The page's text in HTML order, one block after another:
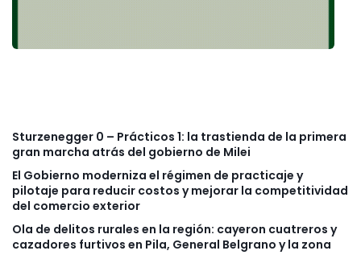
Sturzenegger 0 – Prácticos 1: la trastienda de la primera
gran marcha atrás del gobierno de Milei
El Gobierno moderniza el régimen de practicaje y
pilotaje para reducir costos y mejorar la competitividad
del comercio exterior
Ola de delitos rurales en la región: cayeron cuatreros y
cazadores furtivos en Pila, General Belgrano y la zona